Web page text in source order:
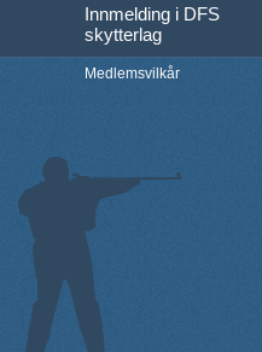
Innmelding i DFS
skytterlag
Medlemsvilkår